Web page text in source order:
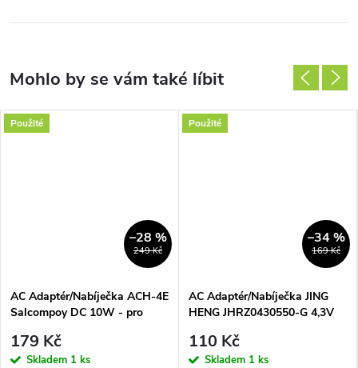
Použité
249 Kč
–28 %
AC Adaptér/Nabíječka ACH-4E
Salcompoy DC 10W - pro
179 Kč
Skladem 1 ks
Použité
169 Kč
–34 %
AC Adaptér/Nabíječka JING
HENG JHRZ0430550-G 4,3V
110 Kč
Skladem 1 ks